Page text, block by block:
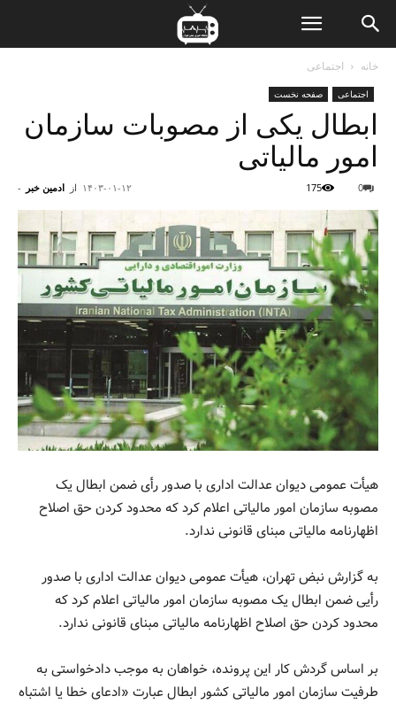
خانه اجتماعی
اجتماعی صفحه نخست
ابطال یکی از مصوبات سازمان
امور مالیاتی
از ادمین خبر - ۱۴۰۳-۰۱-۱۲ 0
175
هیأت عمومی دیوان عدالت اداری با صدور رأی ضمن ابطال یک
مصوبه سازمان امور مالیاتی اعلام کرد که محدود کردن حق اصلاح
اظهارنامه مالیاتی مبنای قانونی ندارد.
به گزارش نبض تهران، هیأت عمومی دیوان عدالت اداری با صدور
رأیی ضمن ابطال یک مصوبه سازمان امور مالیاتی اعلام کرد که
محدود کردن حق اصلاح اظهارنامه مالیاتی مبنای قانونی ندارد.
بر اساس گردش کار این پرونده، خواهان به موجب دادخواستی به
طرفیت سازمان امور مالیاتی کشور ابطال عبارت «ادعای خطا یا اشتباه